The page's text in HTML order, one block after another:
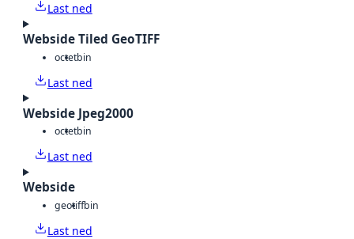
Last ned
Webside Tiled GeoTIFF
octetbin
Last ned
Webside Jpeg2000
octetbin
Last ned
Webside
geotiffbin
Last ned